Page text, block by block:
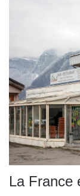
La France